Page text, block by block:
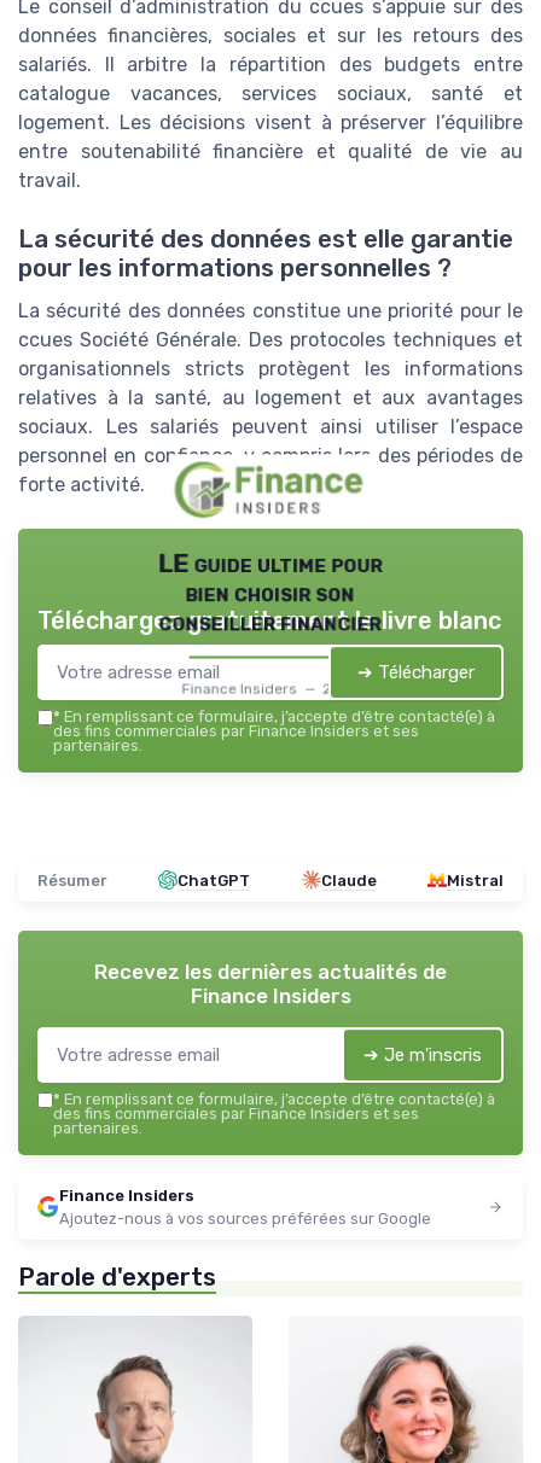
Le conseil d’administration du ccues s’appuie sur des
données financières, sociales et sur les retours des
salariés. Il arbitre la répartition des budgets entre
catalogue vacances, services sociaux, santé et
logement. Les décisions visent à préserver l’équilibre
entre soutenabilité financière et qualité de vie au
travail.
La sécurité des données est elle garantie
pour les informations personnelles ?
La sécurité des données constitue une priorité pour le
ccues Société Générale. Des protocoles techniques et
organisationnels stricts protègent les informations
relatives à la santé, au logement et aux avantages
sociaux. Les salariés peuvent ainsi utiliser l’espace
personnel en confiance, y compris lors des périodes de
forte activité.
LE guide ultime pour
bien choisir son
conseiller financier
Finance Insiders — 2026
Téléchargez gratuitement le livre blanc
➔ Télécharger
* En remplissant ce formulaire, j’accepte d’être contacté(e) à
des fins commerciales par Finance Insiders et ses
partenaires.
Résumer ChatGPT Claude Mistral
Recevez les dernières actualités de
Finance Insiders
➔ Je m'inscris
* En remplissant ce formulaire, j’accepte d’être contacté(e) à
des fins commerciales par Finance Insiders et ses
partenaires.
Finance Insiders
Ajoutez-nous à vos sources préférées sur Google
Parole d'experts